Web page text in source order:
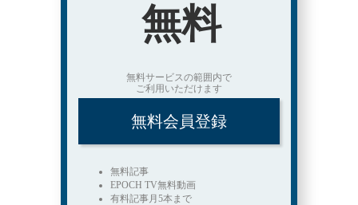
無料
無料サービスの範囲内で
ご利用いただけます
無料会員登録
無料記事
EPOCH TV無料動画
有料記事月5本まで